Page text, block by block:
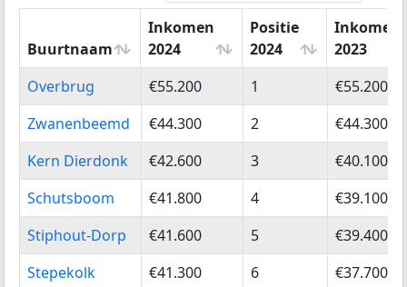
Buurtnaam
Inkomen
2024
Positie
2024
Inkomen
2023
Buurtnaam
Inkomen
2024
Positie
2024
Inkomen
2023
Overbrug €55.200 1
€55.200
Zwanenbeemd
€44.300 2
€44.300
Kern Dierdonk
€42.600 3
€40.100
Schutsboom
€41.800 4
€39.100
Stiphout-Dorp
€41.600 5
€39.400
Stepekolk
€41.300 6
€37.700